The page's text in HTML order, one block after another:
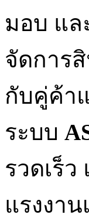
มอบ แล
จัดการ
กับคู่ค้า
ระบบ
รวดเร็
แรงงา